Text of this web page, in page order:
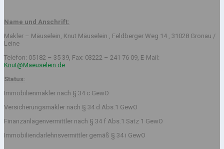
Name und Anschrift:
Makler – Mäuselein, Knut Mäuselein , Feldberger Weg 14 , 31028 Gronau /
Leine
Telefon: 05182 – 35 39, Fax: 03222 – 241 76 09, E-Mail:
Knut@Maeuselein.de
Status:
Immobilienmakler nach § 34 c GewO
Versicherungsmakler nach § 34 d Abs.1 GewO
Finanzanlagenvermittler nach § 34 f Abs.1 Satz 1 GewO
Immobiliendarlehnsvermittler gemäß § 34 i GewO